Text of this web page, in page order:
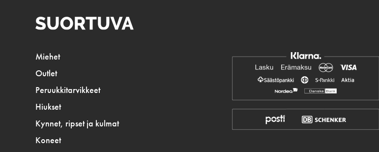
Miehet
Outlet
Peruukkitarvikkeet
Hiukset
Kynnet, ripset ja kulmat
Koneet